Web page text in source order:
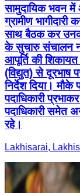
सामुदायिक भवन में
ग्रामीण भागीदारी
साथ बैठक कर
के सुचारु संचालन
आपूर्ति की
(विद्युत) से
निर्देश दिया।
पदाधिकारी
पदाधिकारी समेत
रहे।
Lakhisarai,